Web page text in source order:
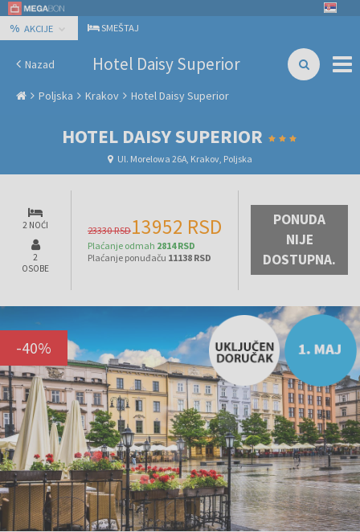
% AKCIJE SMEŠTAJ
Nazad Hotel Daisy Superior
Poljska Krakov Hotel Daisy Superior
HOTEL DAISY SUPERIOR
Ul. Morelowa 26A, Krakov, Poljska
2 NOĆI
2
OSOBE
23330 RSD13952 RSD
Plaćanje odmah 2814 RSD
Plaćanje ponuđaču 11138 RSD
PONUDA
NIJE
DOSTUPNA.
-40%